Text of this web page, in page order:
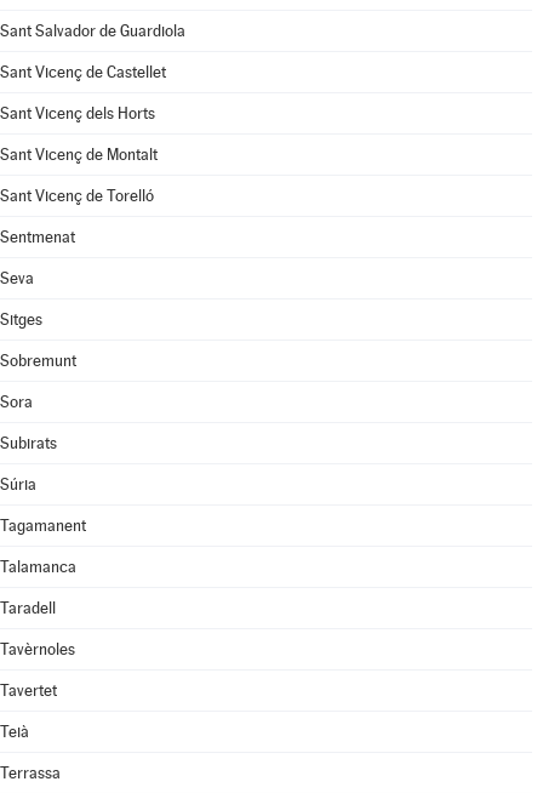
Sant Salvador de Guardiola
Sant Vicenç de Castellet
Sant Vicenç dels Horts
Sant Vicenç de Montalt
Sant Vicenç de Torelló
Sentmenat
Seva
Sitges
Sobremunt
Sora
Subirats
Súria
Tagamanent
Talamanca
Taradell
Tavèrnoles
Tavertet
Teià
Terrassa